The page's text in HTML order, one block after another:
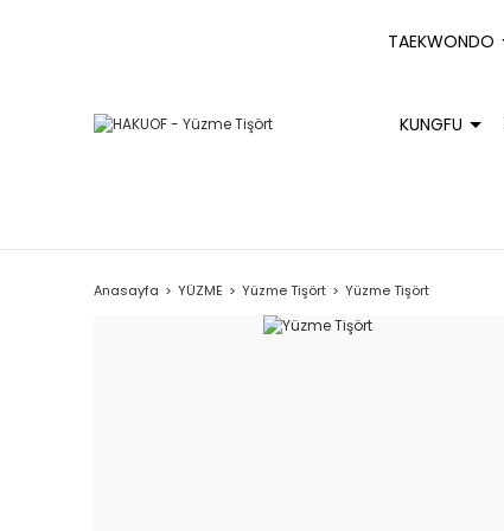
TAEKWONDO
KUNGFU
Anasayfa YÜZME Yüzme Tişört Yüzme Tişört